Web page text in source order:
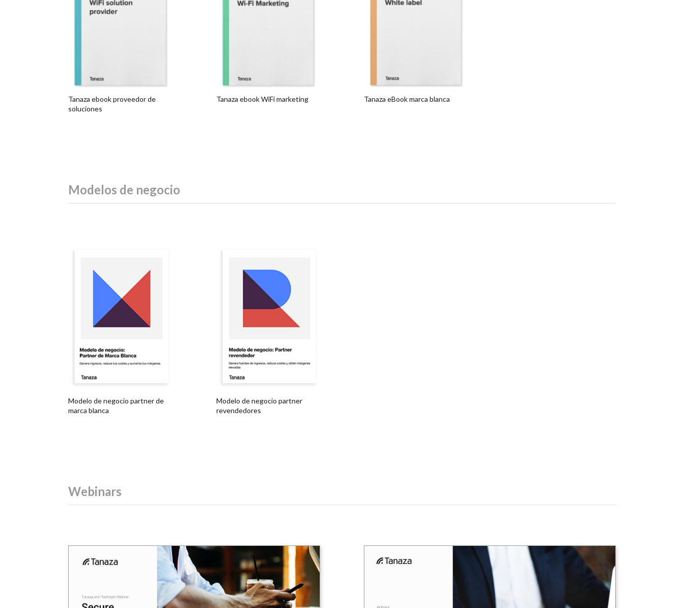
Tanaza ebook proveedor de
soluciones
Tanaza ebook WiFi marketing Tanaza eBook marca blanca
Modelos de negocio
Modelo de negocio partner de
marca blanca
Modelo de negocio partner
revendedores
Webinars